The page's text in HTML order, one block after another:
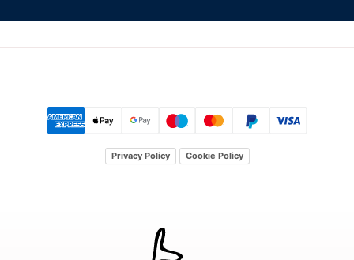
Privacy Policy Cookie Policy